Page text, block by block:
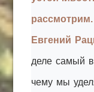
рассмотрим.
Евгений
деле самый
чему мы